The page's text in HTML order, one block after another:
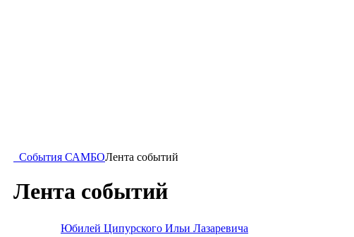
События САМБОЛента событий
Лента событий
Юбилей Ципурского Ильи Лазаревича